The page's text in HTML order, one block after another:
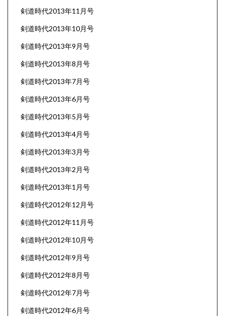
剣道時代2013年11月号
剣道時代2013年10月号
剣道時代2013年9月号
剣道時代2013年8月号
剣道時代2013年7月号
剣道時代2013年6月号
剣道時代2013年5月号
剣道時代2013年4月号
剣道時代2013年3月号
剣道時代2013年2月号
剣道時代2013年1月号
剣道時代2012年12月号
剣道時代2012年11月号
剣道時代2012年10月号
剣道時代2012年9月号
剣道時代2012年8月号
剣道時代2012年7月号
剣道時代2012年6月号